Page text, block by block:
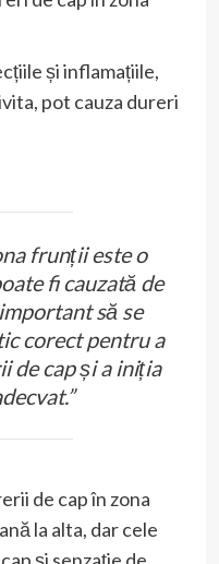
și inflamațiile,
pot cauza dureri
frunții este o
fi cauzată de
să se
corect pentru a
de cap și a iniția
de cap în zona
la alta, dar cele